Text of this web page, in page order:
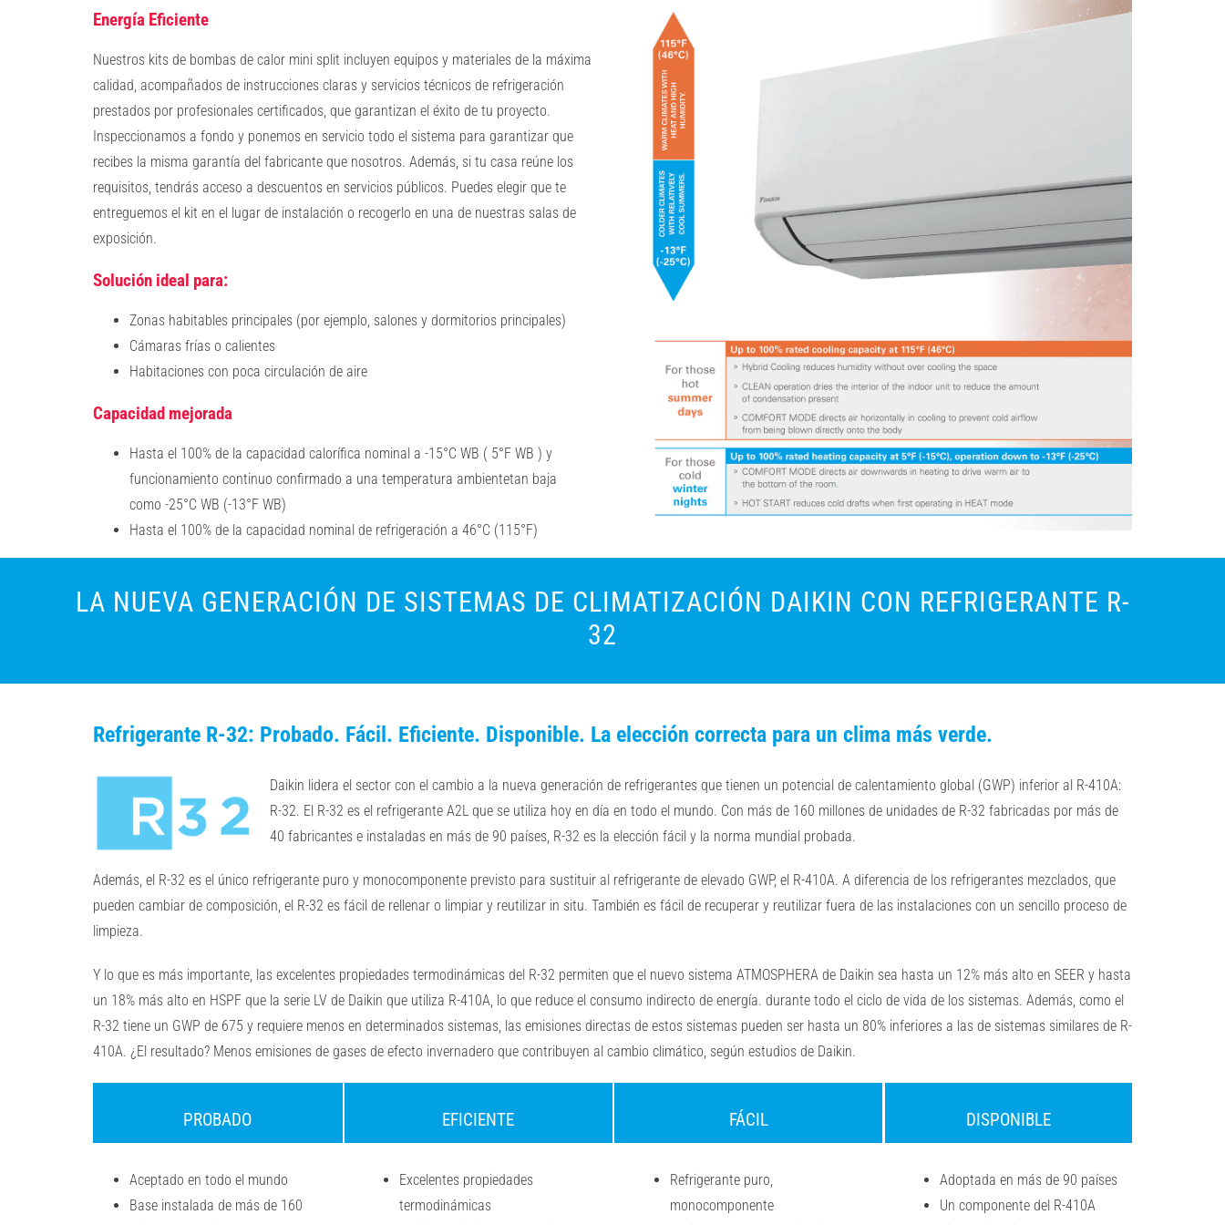
Energía Eficiente
Nuestros kits de bombas de calor mini split incluyen equipos y materiales de la máxima
calidad, acompañados de instrucciones claras y servicios técnicos de refrigeración
prestados por profesionales certificados, que garantizan el éxito de tu proyecto.
Inspeccionamos a fondo y ponemos en servicio todo el sistema para garantizar que
recibes la misma garantía del fabricante que nosotros. Además, si tu casa reúne los
requisitos, tendrás acceso a descuentos en servicios públicos. Puedes elegir que te
entreguemos el kit en el lugar de instalación o recogerlo en una de nuestras salas de
exposición.
Solución ideal para:
Zonas habitables principales (por ejemplo, salones y dormitorios principales)
Cámaras frías o calientes
Habitaciones con poca circulación de aire
Capacidad mejorada
Hasta el 100% de la capacidad calorífica nominal a -15°C WB ( 5°F WB ) y
funcionamiento continuo confirmado a una temperatura ambientetan baja
como -25°C WB (-13°F WB)
Hasta el 100% de la capacidad nominal de refrigeración a 46°C (115°F)
LA NUEVA GENERACIÓN DE SISTEMAS DE CLIMATIZACIÓN DAIKIN CON REFRIGERANTE R-
32
Refrigerante R-32: Probado. Fácil. Eficiente. Disponible. La elección correcta para un clima más verde.
Daikin lidera el sector con el cambio a la nueva generación de refrigerantes que tienen un potencial de calentamiento global (GWP) inferior al R-410A:
R-32. El R-32 es el refrigerante A2L que se utiliza hoy en día en todo el mundo. Con más de 160 millones de unidades de R-32 fabricadas por más de
40 fabricantes e instaladas en más de 90 países, R-32 es la elección fácil y la norma mundial probada.
Además, el R-32 es el único refrigerante puro y monocomponente previsto para sustituir al refrigerante de elevado GWP, el R-410A. A diferencia de los refrigerantes mezclados, que
pueden cambiar de composición, el R-32 es fácil de rellenar o limpiar y reutilizar in situ. También es fácil de recuperar y reutilizar fuera de las instalaciones con un sencillo proceso de
limpieza.
Y lo que es más importante, las excelentes propiedades termodinámicas del R-32 permiten que el nuevo sistema ATMOSPHERA de Daikin sea hasta un 12% más alto en SEER y hasta
un 18% más alto en HSPF que la serie LV de Daikin que utiliza R-410A, lo que reduce el consumo indirecto de energía. durante todo el ciclo de vida de los sistemas. Además, como el
R-32 tiene un GWP de 675 y requiere menos en determinados sistemas, las emisiones directas de estos sistemas pueden ser hasta un 80% inferiores a las de sistemas similares de R-
410A. ¿El resultado? Menos emisiones de gases de efecto invernadero que contribuyen al cambio climático, según estudios de Daikin.
PROBADO EFICIENTE FÁCIL DISPONIBLE
Aceptado en todo el mundo
Base instalada de más de 160
Excelentes propiedades
termodinámicas
Refrigerante puro,
monocomponente
Adoptada en más de 90 países
Un componente del R-410A